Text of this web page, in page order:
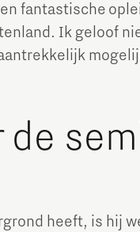
fantastische
Ik geloof
de
heeft, is hij